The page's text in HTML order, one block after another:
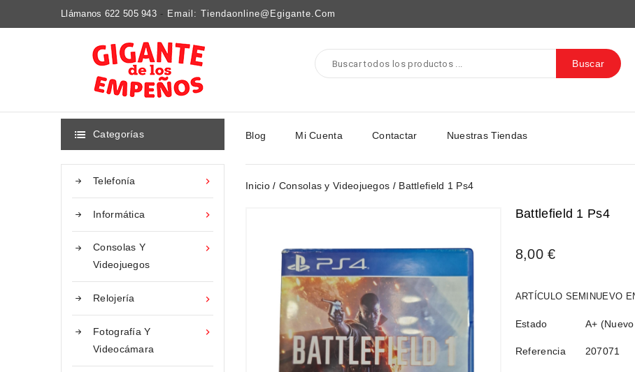
Llámanos 622 505 943 - Email: Tiendaonline@egigante.com
Buscar
 Categorías

Telefonía

Informática

Consolas Y
Videojuegos

Relojería

Fotografía Y
Videocámara
Blog Mi Cuenta Contactar Nuestras Tiendas
Inicio Consolas y Videojuegos Battlefield 1 Ps4
Battlefield 1 Ps4
8,00 €
ARTÍCULO SEMINUEVO
Estado A+
Referencia 207071